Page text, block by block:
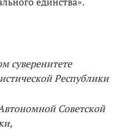
суверенитете
Республики
Советской